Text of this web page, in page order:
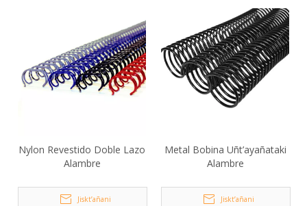
Nylon Revestido Doble Lazo
Alambre
Jiskt’añani
Metal Bobina Uñt’ayañataki
Alambre
Jiskt’añani